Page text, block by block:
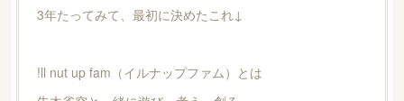
3年たってみて、最初に決めたこれ↓
!ll nut up fam（イルナップファム）とは